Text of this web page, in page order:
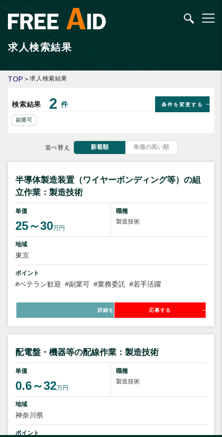
求人検索結果
TOP > 求人検索結果
検索結果 2 件
副業可
条件を変更する
並べ替え 新着順 単価の高い順
半導体製造装置（ワイヤーボンディング等）の組
立作業：製造技術
単価
25～30万円
職種
製造技術
地域
東京
ポイント
#ベテラン歓迎 #副業可 #業務委託 #若手活躍
詳細を見る 応募する
配電盤・機器等の配線作業：製造技術
単価
0.6～32万円
職種
製造技術
地域
神奈川県
ポイント